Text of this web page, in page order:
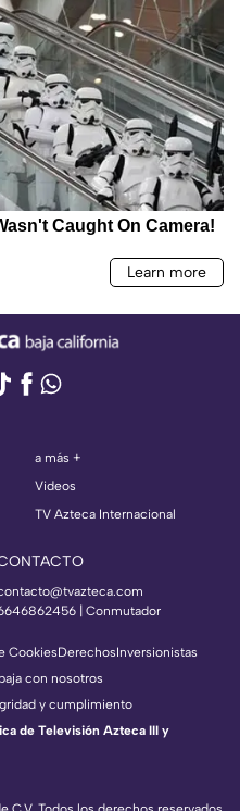
a más +
Videos
TV Azteca Internacional
| Conmutador
CookiesDerechosInversionistas
con nosotros
y cumplimiento
de Televisión Azteca III y